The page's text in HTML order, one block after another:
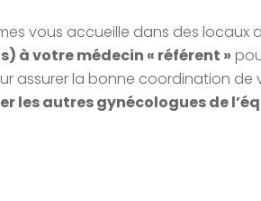
vous accueille dans des locaux
à votre médecin « référent »
assurer la bonne coordination
les autres gynécologues de